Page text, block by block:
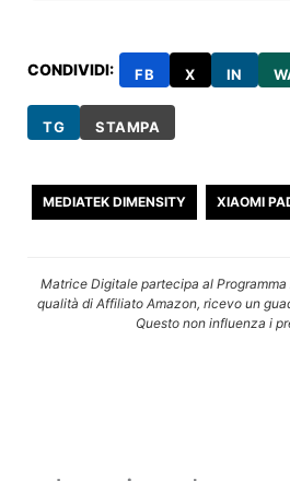
CONDIVIDI: FB X IN
TG STAMPA
MEDIATEK DIMENSITY XIAOMI
Matrice Digitale partecipa al
qualità di Affiliato Amazon, ricevo un
Questo non influenza i